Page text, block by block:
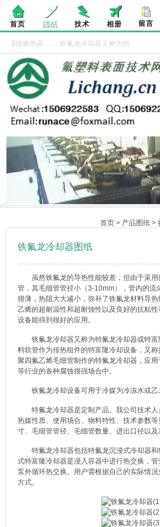
首页 图纸 技术 相册 留言
耐腐蚀换热器……铁氟龙冷却器又称为特氟龙冷却
首页 > 产品图纸 >
铁氟龙冷却器图纸
虽然铁氟龙的导热性能较差，但由于采用
管，其毛细管管径小（3-10mm），管内的流
很薄，热阻大大减小，弥补了铁氟龙材料导
乙烯的超耐温性和超耐蚀性以及良好的抗粘
设备能得到很好的应用。
铁氟龙冷却器又称为特氟龙冷却器或特富
料软管作为传热组件的特富隆冷却设备，又
聚四氟乙烯毛细管制作的特氟龙冷却器，应
等行业的各种腐蚀很强场合中。
铁氟龙冷却设备可用于冷媒为冷冻水或乙
特氟龙冷却器是定制产品。我公司技术人
热媒性质、使用场合、物料特性、技术参数
寸、毛细管管径、毛细管数量、进出口径以
特氟龙冷却器包括特氟龙沉浸式冷却器和
式特富隆冷却器是浸入容器中进行热交换，
泵外循环热交换。用户需根据自己的实际情
方式。